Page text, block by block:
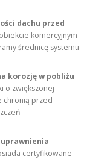
dachu przed
komercyjnym
średnicę systemu
korozję w pobliżu
o zwiększonej
chronią przed
certyfikowane